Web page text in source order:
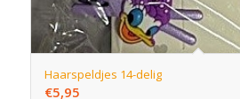
Haarspeldjes 14-delig
€5,95